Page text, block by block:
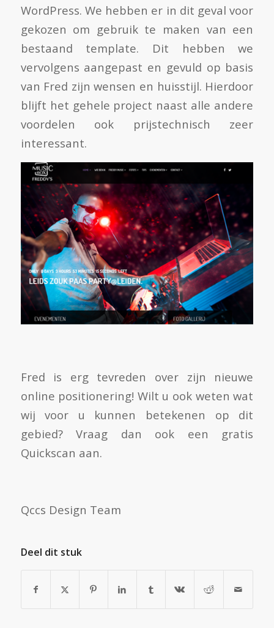
WordPress. We hebben er in dit geval voor
gekozen om gebruik te maken van een
bestaand template. Dit hebben we
vervolgens aangepast en gevuld op basis
van Fred zijn wensen en huisstijl. Hierdoor
blijft het gehele project naast alle andere
voordelen ook prijstechnisch zeer
interessant.
Fred is erg tevreden over zijn nieuwe
online positionering! Wilt u ook weten wat
wij voor u kunnen betekenen op dit
gebied? Vraag dan ook een gratis
Quickscan aan.
Qccs Design Team
Deel dit stuk